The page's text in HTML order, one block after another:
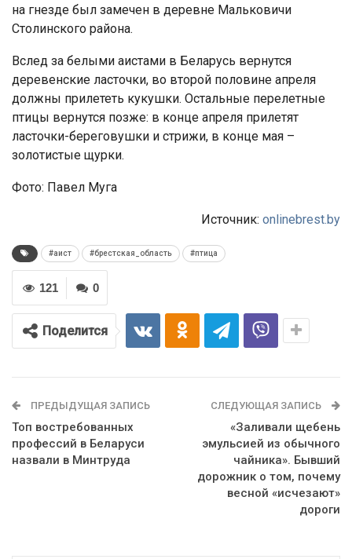
на гнезде был замечен в деревне Мальковичи
Столинского района.
Вслед за белыми аистами в Беларусь вернутся
деревенские ласточки, во второй половине апреля
должны прилететь кукушки. Остальные перелетные
птицы вернутся позже: в конце апреля прилетят
ласточки-береговушки и стрижи, в конце мая –
золотистые щурки.
Фото: Павел Муга
Источник: onlinebrest.by
#аист #брестская_область #птица
0
121
Поделится
ПРЕДЫДУЩАЯ ЗАПИСЬ
Топ востребованных
профессий в Беларуси
назвали в Минтруда
СЛЕДУЮЩАЯ ЗАПИСЬ
«Заливали щебень
эмульсией из обычного
чайника». Бывший
дорожник о том, почему
весной «исчезают»
дороги